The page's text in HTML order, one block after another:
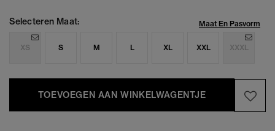
Selecteren Maat: Maat En Pasvorm
XS S M L XL XXL XXXL
TOEVOEGEN AAN WINKELWAGENTJE